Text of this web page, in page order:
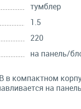
тумблер
1.5
220
на панель/
в компактном
на